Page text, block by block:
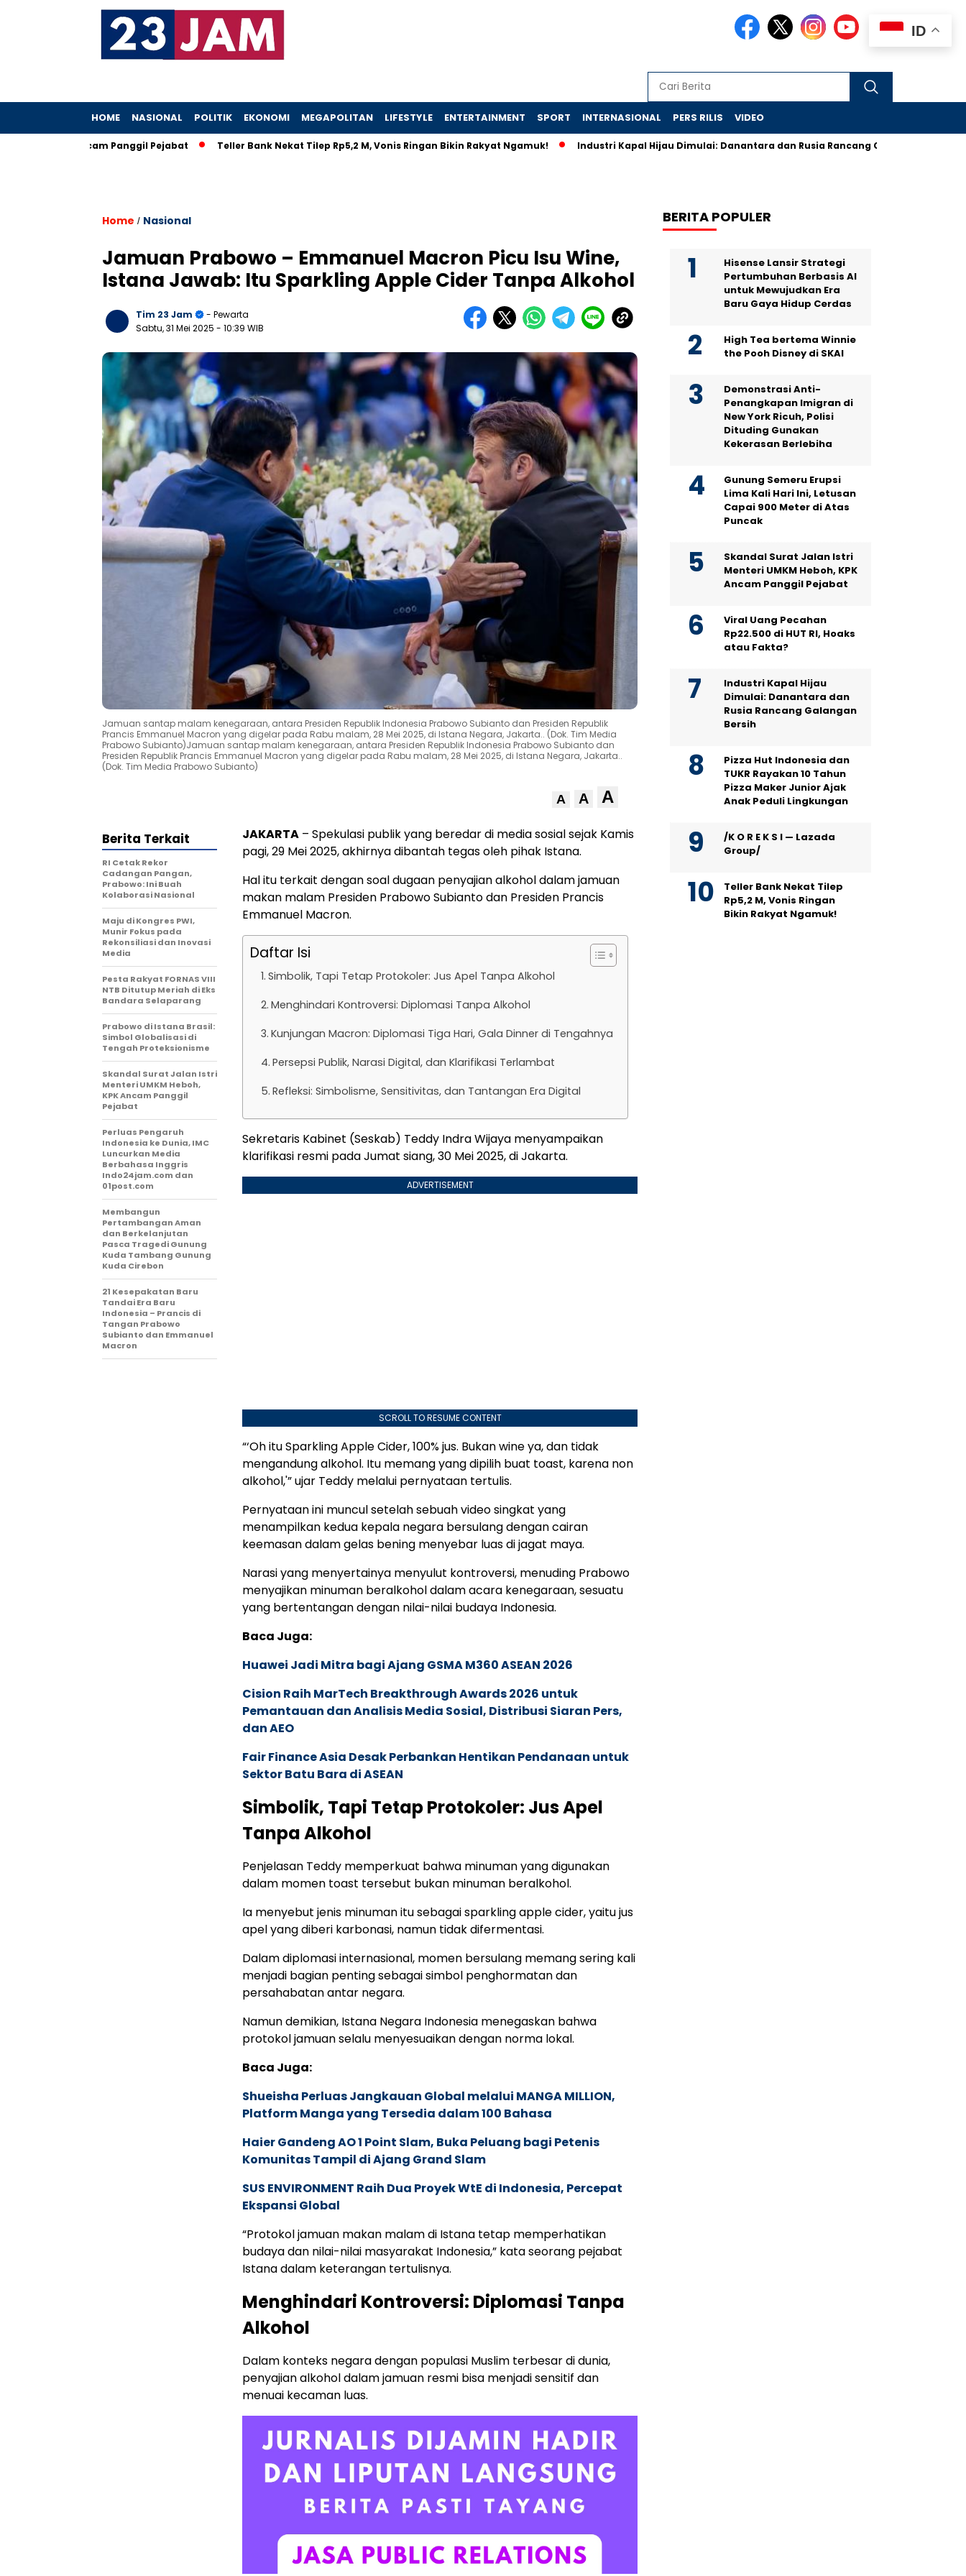
HOME NASIONAL POLITIK EKONOMI MEGAPOLITAN LIFESTYLE ENTERTAINMENT SPORT INTERNASIONAL PERS RILIS VIDEO
KPK Ancam Panggil Pejabat Teller Bank Nekat Tilep Rp5,2 M, Vonis Ringan Bikin Rakyat Ngamuk! Industri Kapal Hijau Dimulai: Danantara dan Rusia Rancang Galangan Bersih
Home / Nasional
Jamuan Prabowo – Emmanuel Macron Picu Isu Wine,
Istana Jawab: Itu Sparkling Apple Cider Tanpa Alkohol
Tim 23 Jam
- Pewarta
Sabtu, 31 Mei 2025 - 10:39 WIB
Jamuan santap malam kenegaraan, antara Presiden Republik Indonesia Prabowo Subianto dan Presiden Republik
Prancis Emmanuel Macron yang digelar pada Rabu malam, 28 Mei 2025, di Istana Negara, Jakarta.. (Dok. Tim Media
Prabowo Subianto)Jamuan santap malam kenegaraan, antara Presiden Republik Indonesia Prabowo Subianto dan
Presiden Republik Prancis Emmanuel Macron yang digelar pada Rabu malam, 28 Mei 2025, di Istana Negara, Jakarta..
(Dok. Tim Media Prabowo Subianto)
A A A
JAKARTA – Spekulasi publik yang beredar di media sosial sejak Kamis
pagi, 29 Mei 2025, akhirnya dibantah tegas oleh pihak Istana.
Hal itu terkait dengan soal dugaan penyajian alkohol dalam jamuan
makan malam Presiden Prabowo Subianto dan Presiden Prancis
Emmanuel Macron.
Daftar Isi
Simbolik, Tapi Tetap Protokoler: Jus Apel Tanpa Alkohol
Menghindari Kontroversi: Diplomasi Tanpa Alkohol
Kunjungan Macron: Diplomasi Tiga Hari, Gala Dinner di Tengahnya
Persepsi Publik, Narasi Digital, dan Klarifikasi Terlambat
Refleksi: Simbolisme, Sensitivitas, dan Tantangan Era Digital
Sekretaris Kabinet (Seskab) Teddy Indra Wijaya menyampaikan
klarifikasi resmi pada Jumat siang, 30 Mei 2025, di Jakarta.
ADVERTISEMENT
SCROLL TO RESUME CONTENT
“‘Oh itu Sparkling Apple Cider, 100% jus. Bukan wine ya, dan tidak
mengandung alkohol. Itu memang yang dipilih buat toast, karena non
alkohol,'” ujar Teddy melalui pernyataan tertulis.
Pernyataan ini muncul setelah sebuah video singkat yang
menampilkan kedua kepala negara bersulang dengan cairan
keemasan dalam gelas bening menyebar luas di jagat maya.
Narasi yang menyertainya menyulut kontroversi, menuding Prabowo
menyajikan minuman beralkohol dalam acara kenegaraan, sesuatu
yang bertentangan dengan nilai-nilai budaya Indonesia.
Baca Juga:
Huawei Jadi Mitra bagi Ajang GSMA M360 ASEAN 2026
Cision Raih MarTech Breakthrough Awards 2026 untuk
Pemantauan dan Analisis Media Sosial, Distribusi Siaran Pers,
dan AEO
Fair Finance Asia Desak Perbankan Hentikan Pendanaan untuk
Sektor Batu Bara di ASEAN
Simbolik, Tapi Tetap Protokoler: Jus Apel
Tanpa Alkohol
Penjelasan Teddy memperkuat bahwa minuman yang digunakan
dalam momen toast tersebut bukan minuman beralkohol.
Ia menyebut jenis minuman itu sebagai sparkling apple cider, yaitu jus
apel yang diberi karbonasi, namun tidak difermentasi.
Dalam diplomasi internasional, momen bersulang memang sering kali
menjadi bagian penting sebagai simbol penghormatan dan
persahabatan antar negara.
Namun demikian, Istana Negara Indonesia menegaskan bahwa
protokol jamuan selalu menyesuaikan dengan norma lokal.
Baca Juga:
Shueisha Perluas Jangkauan Global melalui MANGA MILLION,
Platform Manga yang Tersedia dalam 100 Bahasa
Haier Gandeng AO 1 Point Slam, Buka Peluang bagi Petenis
Komunitas Tampil di Ajang Grand Slam
SUS ENVIRONMENT Raih Dua Proyek WtE di Indonesia, Percepat
Ekspansi Global
“Protokol jamuan makan malam di Istana tetap memperhatikan
budaya dan nilai-nilai masyarakat Indonesia,” kata seorang pejabat
Istana dalam keterangan tertulisnya.
Menghindari Kontroversi: Diplomasi Tanpa
Alkohol
Dalam konteks negara dengan populasi Muslim terbesar di dunia,
penyajian alkohol dalam jamuan resmi bisa menjadi sensitif dan
menuai kecaman luas.
Berita Terkait
RI Cetak Rekor
Cadangan Pangan,
Prabowo: Ini Buah
Kolaborasi Nasional
Maju di Kongres PWI,
Munir Fokus pada
Rekonsiliasi dan Inovasi
Media
Pesta Rakyat FORNAS VIII
NTB Ditutup Meriah di Eks
Bandara Selaparang
Prabowo di Istana Brasil:
Simbol Globalisasi di
Tengah Proteksionisme
Skandal Surat Jalan Istri
Menteri UMKM Heboh,
KPK Ancam Panggil
Pejabat
Perluas Pengaruh
Indonesia ke Dunia, IMC
Luncurkan Media
Berbahasa Inggris
Indo24jam.com dan
01post.com
Membangun
Pertambangan Aman
dan Berkelanjutan
Pasca Tragedi Gunung
Kuda Tambang Gunung
Kuda Cirebon
21 Kesepakatan Baru
Tandai Era Baru
Indonesia – Prancis di
Tangan Prabowo
Subianto dan Emmanuel
Macron
BERITA POPULER
Hisense Lansir Strategi
Pertumbuhan Berbasis AI
untuk Mewujudkan Era
Baru Gaya Hidup Cerdas
High Tea bertema Winnie
the Pooh Disney di SKAI
Demonstrasi Anti-
Penangkapan Imigran di
New York Ricuh, Polisi
Dituding Gunakan
Kekerasan Berlebiha
Gunung Semeru Erupsi
Lima Kali Hari Ini, Letusan
Capai 900 Meter di Atas
Puncak
Skandal Surat Jalan Istri
Menteri UMKM Heboh, KPK
Ancam Panggil Pejabat
Viral Uang Pecahan
Rp22.500 di HUT RI, Hoaks
atau Fakta?
Industri Kapal Hijau
Dimulai: Danantara dan
Rusia Rancang Galangan
Bersih
Pizza Hut Indonesia dan
TUKR Rayakan 10 Tahun
Pizza Maker Junior Ajak
Anak Peduli Lingkungan
/K O R E K S I — Lazada
Group/
Teller Bank Nekat Tilep
Rp5,2 M, Vonis Ringan
Bikin Rakyat Ngamuk!
ID